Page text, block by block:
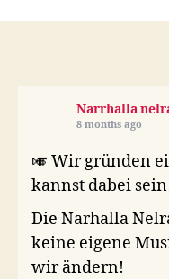
Narrhalla
8 months ago
🎺 Wir gründen
kannst dabei
Die Narhalla
keine eigene
wir ändern!